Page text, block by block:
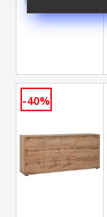
-40%